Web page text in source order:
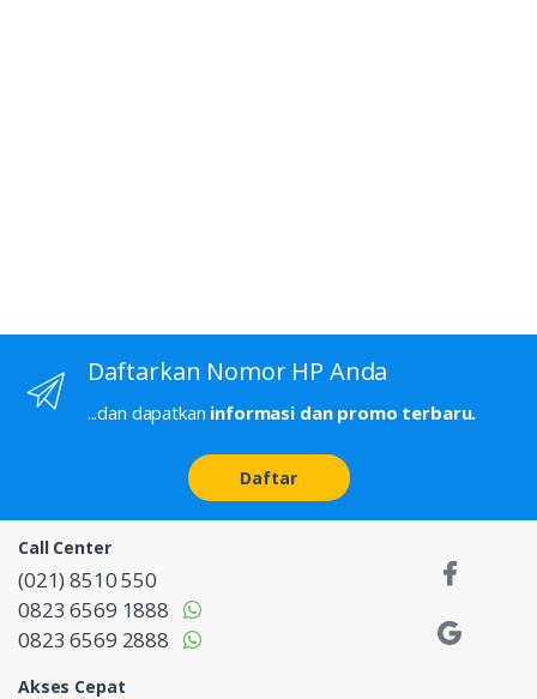
Daftarkan Nomor HP Anda
...dan dapatkan informasi dan promo terbaru.
Daftar
Call Center
(021) 8510 550
0823 6569 1888
0823 6569 2888
Akses Cepat